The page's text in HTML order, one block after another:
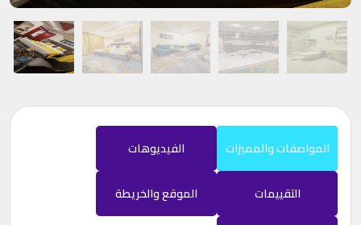
المواصفات والمميزات الفيديوهات
التقييمات الموقع والخريطة